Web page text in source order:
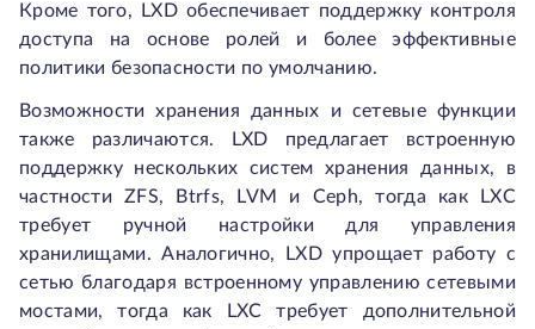
Кроме того, LXD обеспечивает поддержку контроля
доступа на основе ролей и более эффективные
политики безопасности по умолчанию.
Возможности хранения данных и сетевые функции
также различаются. LXD предлагает встроенную
поддержку нескольких систем хранения данных, в
частности ZFS, Btrfs, LVM и Ceph, тогда как LXC
требует ручной настройки для управления
хранилищами. Аналогично, LXD упрощает работу с
сетью благодаря встроенному управлению сетевыми
мостами, тогда как LXC требует дополнительной